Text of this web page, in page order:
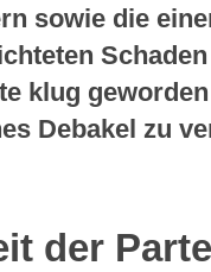
sowie die
klug
Debakel zu
der